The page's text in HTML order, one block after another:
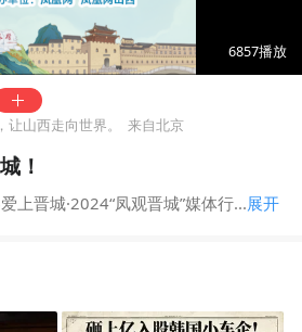
04:33
6857播放
让山西走向世界。 来自北京
！
上晋城·2024“凤观晋城”媒体行...展开